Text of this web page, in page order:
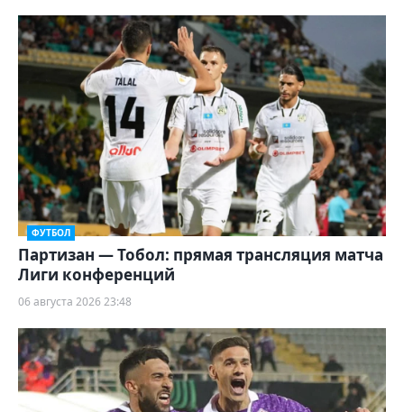
ФУТБОЛ
Партизан — Тобол: прямая трансляция матча
Лиги конференций
06 августа 2026 23:48